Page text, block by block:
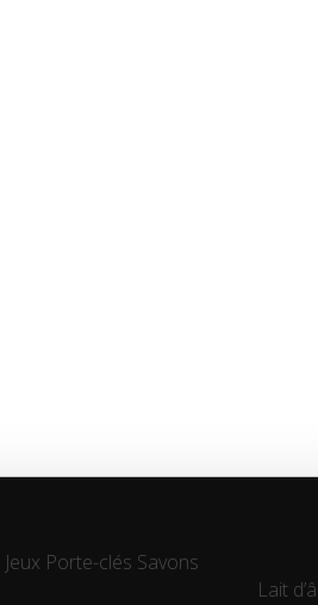
Jeux Porte-clés Savons
Lait